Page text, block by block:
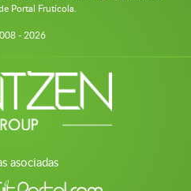
Portal Frutícola.
- 2026
asociadas